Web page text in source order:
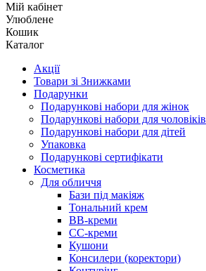
Мій кабінет
Улюблене
Кошик
Каталог
Акції
Товари зі Знижками
Подарунки
Подарункові набори для жінок
Подарункові набори для чоловіків
Подарункові набори для дітей
Упаковка
Подарункові сертифікати
Косметика
Для обличчя
Бази під макіяж
Тональний крем
BB-креми
CC-креми
Кушони
Консилери (коректори)